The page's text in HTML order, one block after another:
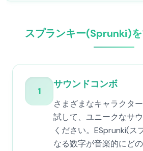
スプランキー(Sprunki)
1
サウンドコンボ
さまざまなキャラクタ
試して、ユニークなサ
ください。ESprunki(ス
なる数字が音楽的にど